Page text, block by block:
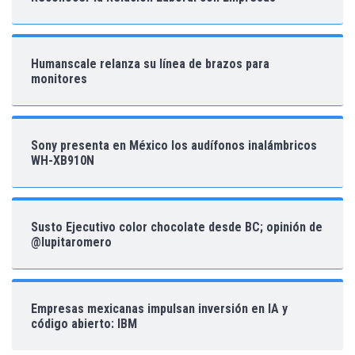
Humanscale relanza su línea de brazos para
monitores
Sony presenta en México los audífonos inalámbricos
WH-XB910N
Susto Ejecutivo color chocolate desde BC; opinión de
@lupitaromero
Empresas mexicanas impulsan inversión en IA y
código abierto: IBM